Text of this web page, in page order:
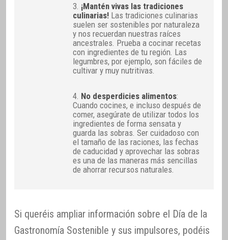
3. ¡Mantén vivas las tradiciones
culinarias! Las tradiciones culinarias
suelen ser sostenibles por naturaleza
y nos recuerdan nuestras raíces
ancestrales. Prueba a cocinar recetas
con ingredientes de tu región. Las
legumbres, por ejemplo, son fáciles de
cultivar y muy nutritivas.
4. No desperdicies alimentos:
Cuando cocines, e incluso después de
comer, asegúrate de utilizar todos los
ingredientes de forma sensata y
guarda las sobras. Ser cuidadoso con
el tamaño de las raciones, las fechas
de caducidad y aprovechar las sobras
es una de las maneras más sencillas
de ahorrar recursos naturales.
Si queréis ampliar información sobre el Día de la
Gastronomía Sostenible y sus impulsores, podéis